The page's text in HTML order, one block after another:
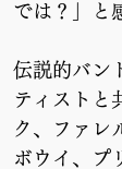
では？」と
伝説的バン
ティストと
ク、ファレ
ボウイ、プ